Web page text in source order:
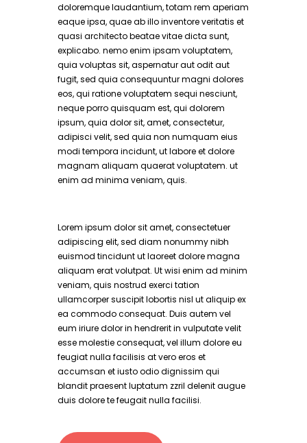
doloremque laudantium, totam rem aperiam
eaque ipsa, quae ab illo inventore veritatis et
quasi architecto beatae vitae dicta sunt,
explicabo. nemo enim ipsam voluptatem,
quia voluptas sit, aspernatur aut odit aut
fugit, sed quia consequuntur magni dolores
eos, qui ratione voluptatem sequi nesciunt,
neque porro quisquam est, qui dolorem
ipsum, quia dolor sit, amet, consectetur,
adipisci velit, sed quia non numquam eius
modi tempora incidunt, ut labore et dolore
magnam aliquam quaerat voluptatem. ut
enim ad minima veniam, quis.
Lorem ipsum dolor sit amet, consectetuer
adipiscing elit, sed diam nonummy nibh
euismod tincidunt ut laoreet dolore magna
aliquam erat volutpat. Ut wisi enim ad minim
veniam, quis nostrud exerci tation
ullamcorper suscipit lobortis nisl ut aliquip ex
ea commodo consequat. Duis autem vel
eum iriure dolor in hendrerit in vulputate velit
esse molestie consequat, vel illum dolore eu
feugiat nulla facilisis at vero eros et
accumsan et iusto odio dignissim qui
blandit praesent luptatum zzril delenit augue
duis dolore te feugait nulla facilisi.